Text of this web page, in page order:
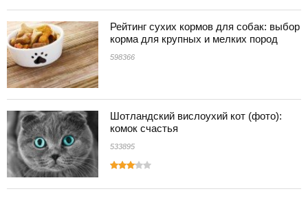
Рейтинг сухих кормов для собак: выбор
корма для крупных и мелких пород
598366
Шотландский вислоухий кот (фото):
комок счастья
533895